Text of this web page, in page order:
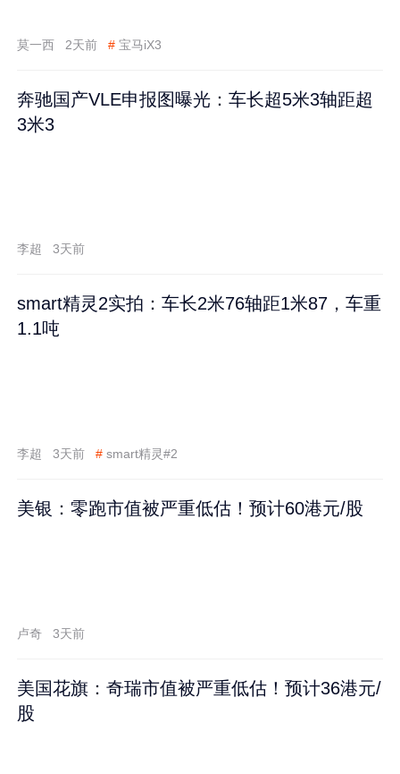
莫一西 2天前 # 宝马iX3
奔驰国产VLE申报图曝光：车长超5米3轴距超
3米3
李超 3天前
smart精灵2实拍：车长2米76轴距1米87，车重
1.1吨
李超 3天前 # smart精灵#2
美银：零跑市值被严重低估！预计60港元/股
卢奇 3天前
美国花旗：奇瑞市值被严重低估！预计36港元/
股